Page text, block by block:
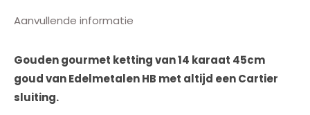
Aanvullende informatie
Gouden gourmet ketting van 14 karaat 45cm
goud van Edelmetalen HB met altijd een Cartier
sluiting.